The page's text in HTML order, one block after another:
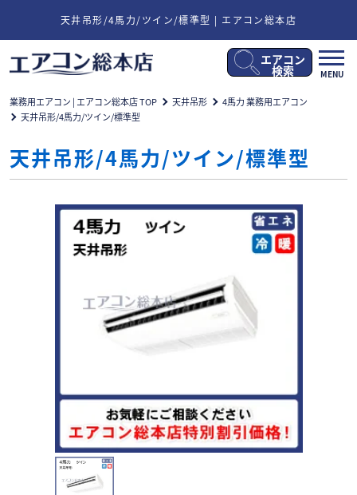
天井吊形/4馬力/ツイン/標準型 | エアコン総本店
メ
ニ
MENU
エアコン
検索
業務用エアコン | エアコン総本店 TOP 天井吊形
4馬力 業務用エアコン
天井吊形/4馬力/ツイン/標準型
天井吊形/4馬力/ツイン/標準型